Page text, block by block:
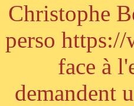
Christophe
perso
face à
demandent